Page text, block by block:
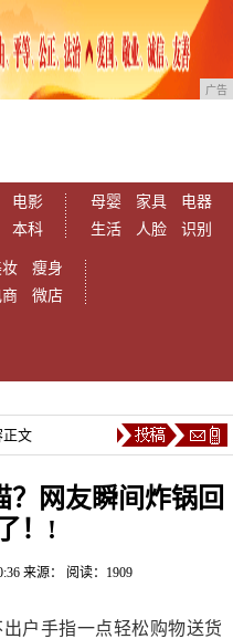
广告
电影
本科
母婴 家具
电器
生活
人脸 识别
瘦身
微店
文
？网友瞬间炸锅回
！!
来源： 阅读：1909
户手指一点轻松购物送货